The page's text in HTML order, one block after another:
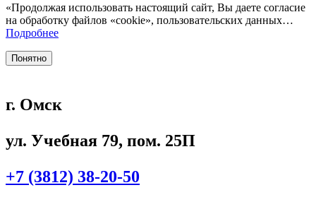
«Продолжая использовать настоящий сайт, Вы даете согласие
на обработку файлов «cookie», пользовательских данных…
Подробнее
Понятно
г. Омск
ул. Учебная 79, пом. 25П
+7 (3812) 38-20-50